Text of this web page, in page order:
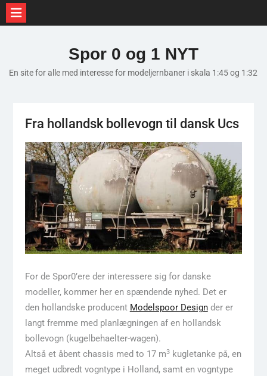
Spor 0 og 1 NYT
En site for alle med interesse for modeljernbaner i skala 1:45 og 1:32
Fra hollandsk bollevogn til dansk Ucs
For de Spor0’ere der interessere sig for danske
modeller, kommer her en spændende nyhed. Det er
den hollandske producent Modelspoor Designder er
langt fremme med planlægningen af en hollandsk
bollevogn (kugelbehaelter-wagen).
Altså et åbent chassis med to 17 m3kugletanke på, en
meget udbredt vogntype i Holland, samt en vogntype